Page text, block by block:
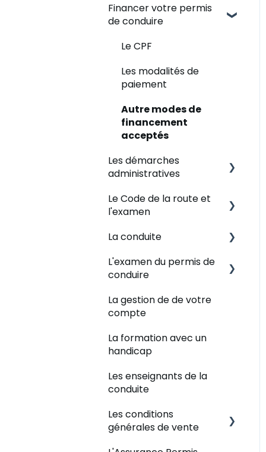
Se lancer dans une
formation au permis
Les règles en auto-
Evaluer votre situation
Les tarifs
Nous contacter
Financer votre permis
de conduire
Le CPF
Les modalités de
paiement
Autre modes de
financement
acceptés
Les démarches
administratives
Quel est votre situation
?
Le NEPH
L'ANTS
formation
Le Code de la route et
l'examen
Plateforme de révision
Examen théorique -
inscription
Examen théorique -
déroulement
Examen théorique -
résultat
La conduite
L'apprentissage de la
conduite
Les leçons de conduites
vous
L'examen du permis de
conduire
Examen du permis de
conduire - Inscription
Examen du permis de
conduire - Déroulement
Examen du permis de
conduire - Résultat
Et après l'examen
pratique ?
La gestion de de votre
compte
La formation avec un
handicap
Les enseignants de la
conduite
Les conditions
générales de vente